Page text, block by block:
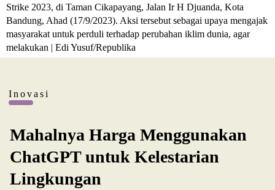
Strike 2023, di Taman Cikapayang, Jalan Ir H Djuanda, Kota
Bandung, Ahad (17/9/2023). Aksi tersebut sebagai upaya mengajak
masyarakat untuk perduli terhadap perubahan iklim dunia, agar
melakukan | Edi Yusuf/Republika
Inovasi
Mahalnya Harga Menggunakan
ChatGPT untuk Kelestarian
Lingkungan